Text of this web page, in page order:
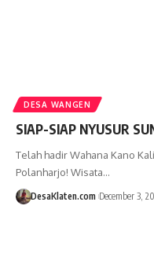
DESA WANGEN
SIAP-SIAP NYUSUR
Telah hadir Wahana Kano
Polanharjo! Wisata…
DesaKlaten.com December 3,